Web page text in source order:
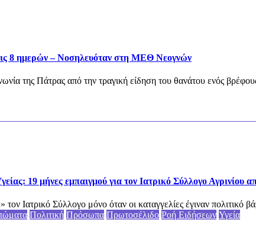
8 ημερών – Νοσηλευόταν στη ΜΕΘ Νεογνών
της Πάτρας από την τραγική είδηση του θανάτου ενός
19 μήνες εμπαιγμού για τον Ιατρικό Σύλλογο Αγρινίου
Ιατρικό Σύλλογο μόνο όταν οι καταγγελίες έγιναν πολιτικό
Πολιτική Πρόσωπα Πρωτοσέλιδο Ροή Ειδήσεων Υγεία